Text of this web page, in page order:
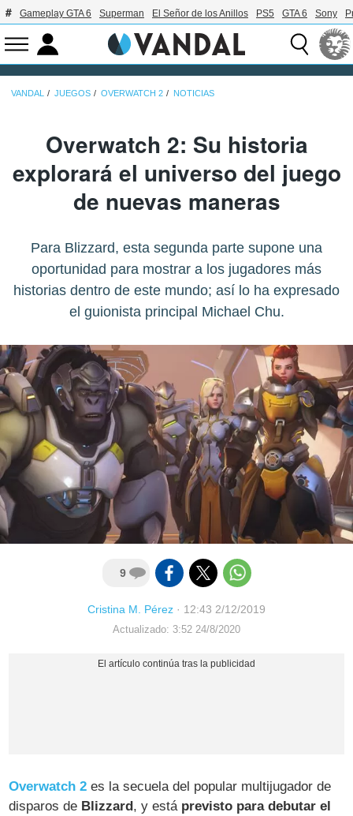
Gameplay GTA 6 Superman El Señor de los Anillos PS5 GTA 6 Sony
VANDAL JUEGOS OVERWATCH 2 NOTICIAS
Overwatch 2: Su historia
explorará el universo del juego
de nuevas maneras
Para Blizzard, esta segunda parte supone una
oportunidad para mostrar a los jugadores más
historias dentro de este mundo; así lo ha expresado
el guionista principal Michael Chu.
9
Cristina M. Pérez · 12:43 2/12/2019
Actualizado: 3:52 24/8/2020
Overwatch 2 es la secuela del popular multijugador de
disparos de Blizzard, y está previsto para debutar el